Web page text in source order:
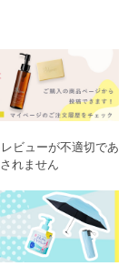
ビューが不適切であ
れません